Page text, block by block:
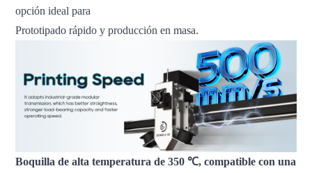
opción ideal para
Prototipado rápido y producción en masa.
Boquilla de alta temperatura de 350 ℃, compatible con una